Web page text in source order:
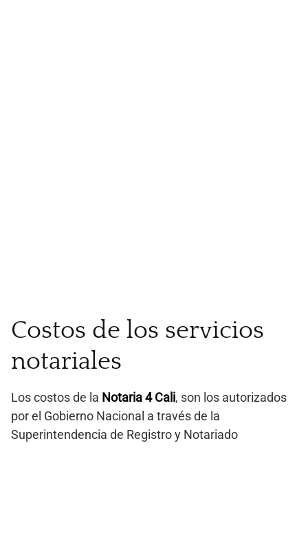
Costos de los servicios
notariales
Los costos de la Notaria 4 Cali, son los autorizados
por el Gobierno Nacional a través de la
Superintendencia de Registro y Notariado